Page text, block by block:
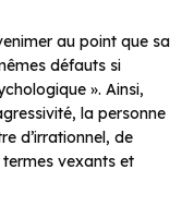
au point que sa
défauts si
». Ainsi,
la personne
d’irrationnel, de
termes vexants et